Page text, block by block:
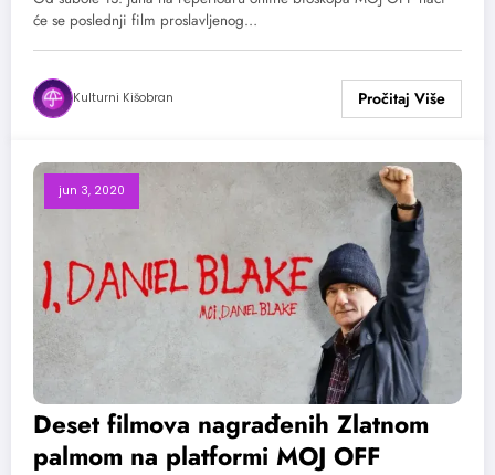
„Hepiend“ na platformi MOJ OFF
će se poslednji film proslavljenog…
Kulturni Kišobran
jun 3, 2020
Deset filmova nagrađenih Zlatnom
palmom na platformi MOJ OFF